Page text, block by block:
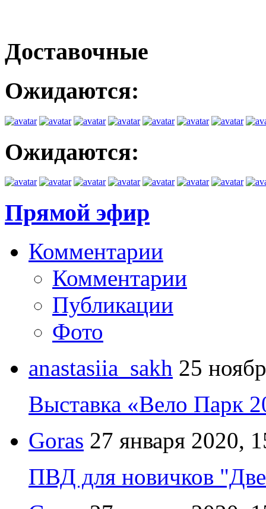
Доставочные
Ожидаются:
Ожидаются:
Прямой эфир
Комментарии
Комментарии
Публикации
Фото
anastasiia_sakh 25
Выставка «Вело Парк
Goras 27 января 2020,
ПВД для новичков